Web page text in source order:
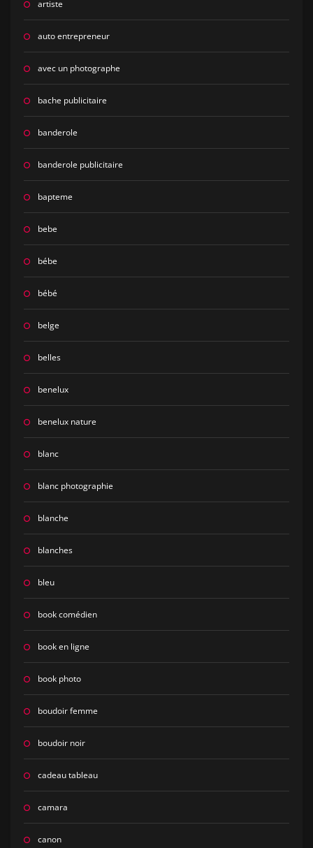
artiste
auto entrepreneur
avec un photographe
bache publicitaire
banderole
banderole publicitaire
bapteme
bebe
bébe
bébé
belge
belles
benelux
benelux nature
blanc
blanc photographie
blanche
blanches
bleu
book comédien
book en ligne
book photo
boudoir femme
boudoir noir
cadeau tableau
camara
canon